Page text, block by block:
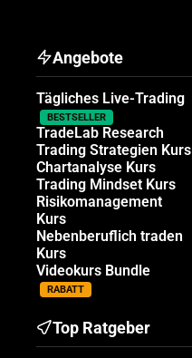
Angebote
Tägliches Live-Trading
BESTSELLER
TradeLab Research
Trading Strategien Kurs
Chartanalyse Kurs
Trading Mindset Kurs
Risikomanagement
Kurs
Nebenberuflich traden
Kurs
Videokurs Bundle
RABATT
Top Ratgeber